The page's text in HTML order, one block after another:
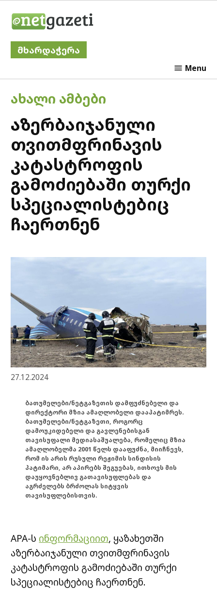
მხარდაჭერა
Menu
POSTED
IN
ᲐᲮᲐᲚᲘ ᲐᲛᲑᲔᲑᲘ
აზერბაიჯანული
თვითმფრინავის
კატასტროფის
გამოძიებაში თურქი
სპეციალისტებიც
ჩაერთნენ
27.12.2024
ბათუმელები/ნეტგაზეთის დამფუძნებელი და
დირექტორი მზია ამაღლობელი დააპატიმრეს.
ბათუმელები/ნეტგაზეთი, როგორც
დამოუკიდებელი და გავლენებისგან
თავისუფალი მედიასაშუალება, რომელიც მზია
ამაღლობელმა 2001 წელს დააფუძნა, მიიჩნევს,
რომ ის არის რუსული რეჟიმის სინდისის
პატიმარი, არ აპირებს შეგუებას, ითხოვს მის
დაუყოვნებლივ გათავისუფლებას და
აგრძელებს ბრძოლას სიტყვის
თავისუფლებისთვის.
APA-ს ინფორმაციით, ყაზახეთში
აზერბაიჯანული თვითმფრინავის
კატასტროფის გამოძიებაში თურქი
სპეციალისტებიც ჩაერთნენ.